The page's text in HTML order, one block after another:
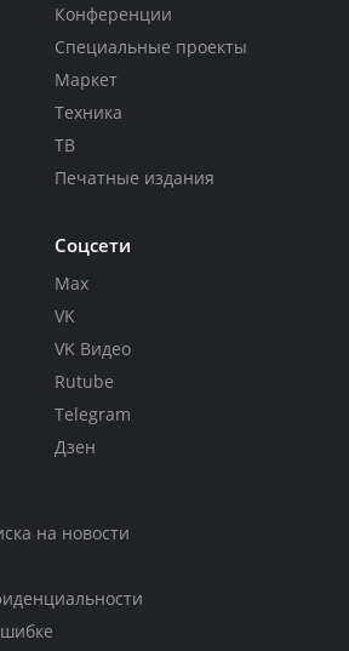
Конференции
Специальные проекты
Маркет
Техника
ТВ
Печатные издания
Соцсети
Max
VK
VK Видео
Rutube
Telegram
Дзен
на новости